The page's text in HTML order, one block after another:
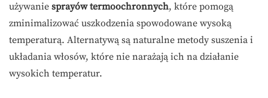
używanie sprayów termoochronnych, które pomogą
zminimalizować uszkodzenia spowodowane wysoką
temperaturą. Alternatywą są naturalne metody suszenia i
układania włosów, które nie narażają ich na działanie
wysokich temperatur.